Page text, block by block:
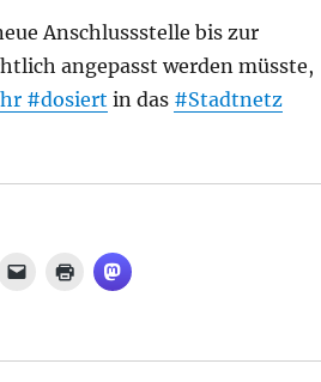
Anschlussstelle bis zur
angepasst werden müsste,
#dosiert in das #Stadtnetz